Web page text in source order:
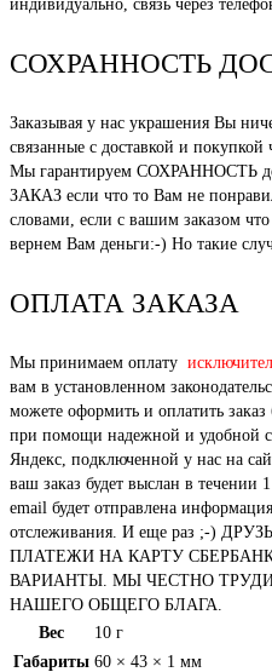
индивидуально, связь через
СОХРАННОСТЬ
Заказывая у нас украшения Вы
связанные с доставкой и покупкой
Мы гарантируем СОХРАННОСТЬ
ЗАКАЗ если что то Вам не
словами, если с вашим заказом
вернем Вам деньги:-) Но такие
ОПЛАТА ЗАКАЗА
Мы принимаем оплату
вам в установленном
можете оформить и оплатить
при помощи надежной и удобной
Яндекс, подключенной у нас на
ваш заказ будет выслан в течении
email будет отправлена
отслеживания. И еще раз ;-)
ПЛАТЕЖИ НА КАРТУ
ВАРИАНТЫ. МЫ ЧЕСТНО
НАШЕГО ОБЩЕГО БЛАГА.
Вес
10 г
Габариты 60 × 43 × 1 мм